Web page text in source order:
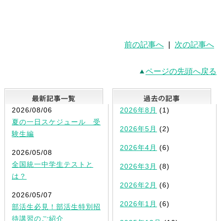
前の記事へ 次の記事へ
ページの先頭へ戻る
最新記事一覧
2026/08/06
夏の一日スケジュール 受
験生編
2026/05/08
全国統一中学生テストと
は？
2026/05/07
部活生必見！部活生特別招
待講習のご紹介
2026年8月 (1)
2026年5月 (2)
2026年4月 (6)
2026年3月 (8)
2026年2月 (6)
2026年1月 (6)